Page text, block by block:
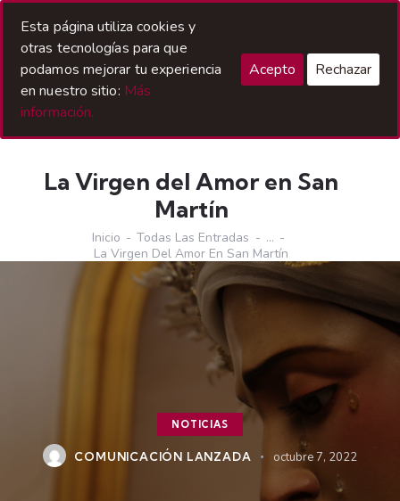
La Virgen del Amor en San
Martín
Inicio Todas Las Entradas
...
La Virgen Del Amor En San Martín
NOTICIAS
COMUNICACIÓN LANZADA octubre 7, 2022
Esta página utiliza cookies y
otras tecnologías para que
podamos mejorar tu experiencia
en nuestro sitio: Más
información.
Acepto Rechazar